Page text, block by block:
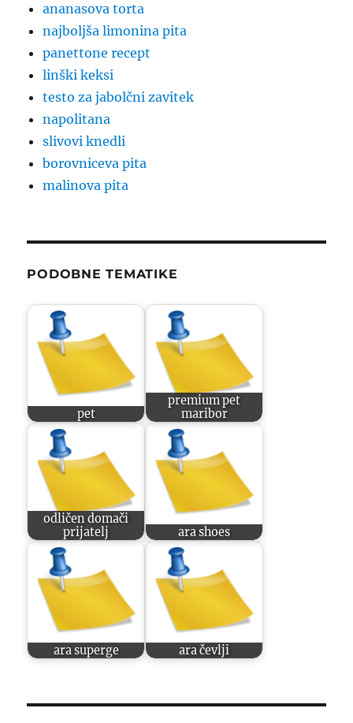
ananasova torta
najboljša limonina pita
panettone recept
linški keksi
testo za jabolčni zavitek
napolitana
slivovi knedli
borovniceva pita
malinova pita
PODOBNE TEMATIKE
pet
premium pet
maribor
odličen domači
prijatelj
ara shoes
ara superge ara čevlji